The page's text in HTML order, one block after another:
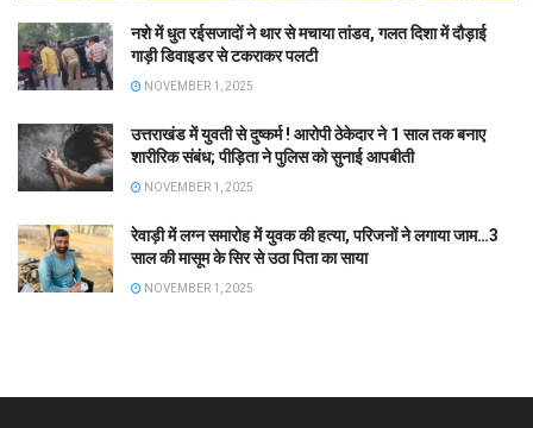
नशे में धुत रईसजादों ने थार से मचाया तांडव, गलत दिशा में दौड़ाई
गाड़ी डिवाइडर से टकराकर पलटी
NOVEMBER 1, 2025
उत्तराखंड में युवती से दुष्कर्म ! आरोपी ठेकेदार ने 1 साल तक बनाए
शारीरिक संबंध; पीड़िता ने पुलिस को सुनाई आपबीती
NOVEMBER 1, 2025
रेवाड़ी में लग्न समारोह में युवक की हत्या, परिजनों ने लगाया जाम…3
साल की मासूम के सिर से उठा पिता का साया
NOVEMBER 1, 2025